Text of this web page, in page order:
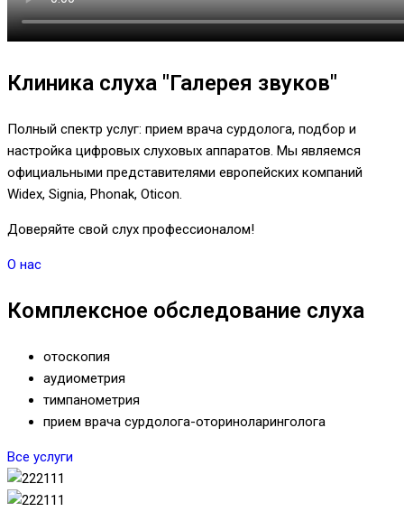
Клиника слуха "Галерея звуков"
Полный спектр услуг: прием врача сурдолога, подбор и
настройка цифровых слуховых аппаратов. Мы являемся
официальными представителями европейских компаний
Widex, Signia, Phonak, Oticon.
Доверяйте свой слух профессионалом!
О нас
Комплексное обследование слуха
отоскопия
аудиометрия
тимпанометрия
прием врача сурдолога-оториноларинголога
Все услуги